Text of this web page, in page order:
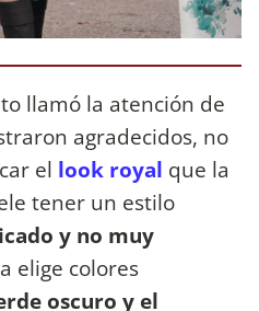
llamó la atención de
agradecidos, no
el look royal que la
tener un estilo
y no muy
elige colores
oscuro y el